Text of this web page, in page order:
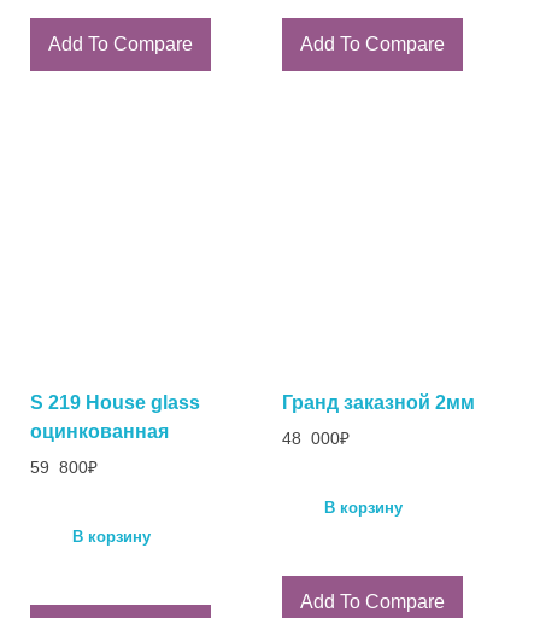
Add To Compare Add To Compare
S 219 House glass
оцинкованная
59 800₽
В корзину
Гранд заказной 2мм
48 000₽
В корзину
Add To Compare